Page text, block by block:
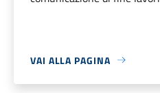
VAI ALLA PAGINA